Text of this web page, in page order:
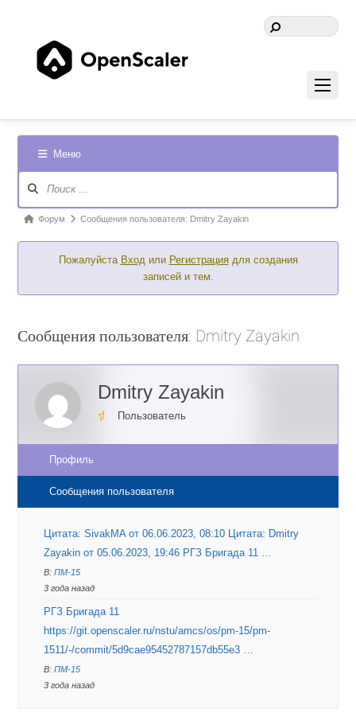
Меню
Форума
ФорумФорум Сообщения пользователя: Dmitry Zayakin
Пожалуйста Входили Регистрациядля создания
записей и тем.
Сообщения пользователя: Dmitry Zayakin
Dmitry Zayakin
Пользователь
Профиль
Сообщения пользователя
Цитата: SivakMA от 06.06.2023, 08:10 Цитата: Dmitry
Zayakin от 05.06.2023, 19:46 РГЗ Бригада 11 …
В:ПМ-15
3 года назад
РГЗ Бригада 11
https://git.openscaler.ru/nstu/amcs/os/pm-15/pm-
1511/-/commit/5d9cae95452787157db55e3 …
В:ПМ-15
3 года назад